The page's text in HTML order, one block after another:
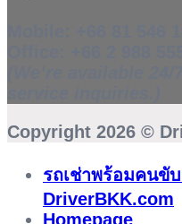
Copyright 2026 ©
รถเช่าพร้อมคนขั
DriverBKK.com
Homepage